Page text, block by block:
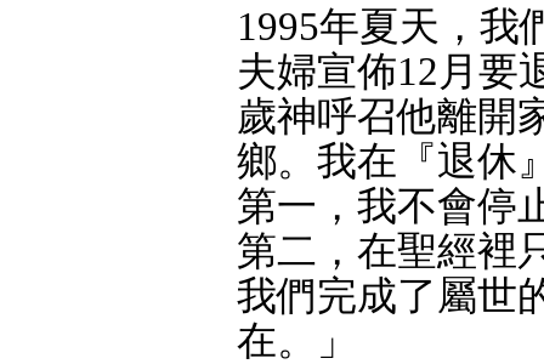
1995年夏天，我
夫婦宣佈12月要
歲神呼召他離開
鄉。我在『退休
第一，我不會停
第二，在聖經裡
我們完成了屬世
在。」